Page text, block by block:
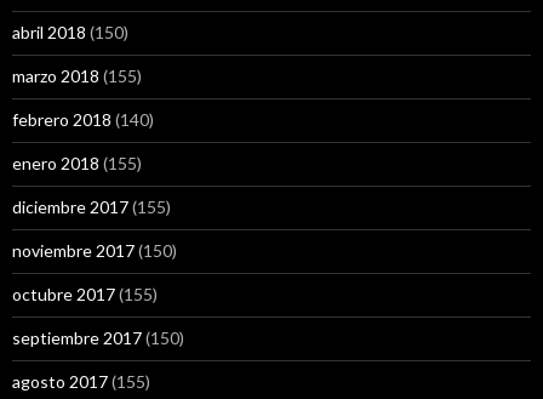
abril 2018 (150)
marzo 2018 (155)
febrero 2018 (140)
enero 2018 (155)
diciembre 2017(155)
noviembre 2017(150)
octubre 2017(155)
septiembre 2017(150)
agosto 2017(155)